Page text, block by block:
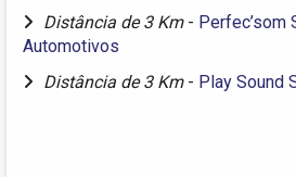
Distância de 3 Km - Perfec’som
Automotivos
Distância de 3 Km - Play Sound